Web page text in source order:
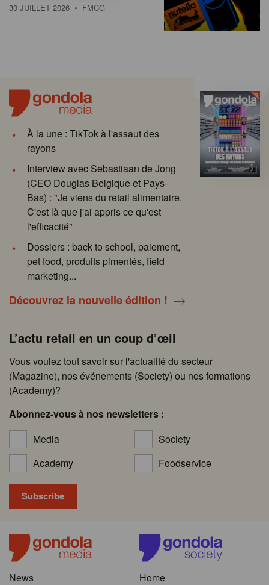
30 JUILLET 2026 • FMCG
À la une : TikTok à l'assaut des
rayons
Interview avec Sebastiaan de Jong
(CEO Douglas Belgique et Pays-
Bas) : "Je viens du retail alimentaire.
C'est là que j'ai appris ce qu'est
l'efficacité"
Dossiers : back to school, paiement,
pet food, produits pimentés, field
marketing...
Découvrez la nouvelle édition !
L’actu retail en un coup d’œil
Vous voulez tout savoir sur l'actualité du secteur
(Magazine), nos événements (Society) ou nos formations
(Academy)?
Abonnez-vous à nos newsletters :
Media
Society
Academy
Foodservice
News
Home